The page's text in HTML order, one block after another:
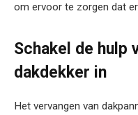
om ervoor te zorgen dat
Schakel de hulp
dakdekker in
Het vervangen van